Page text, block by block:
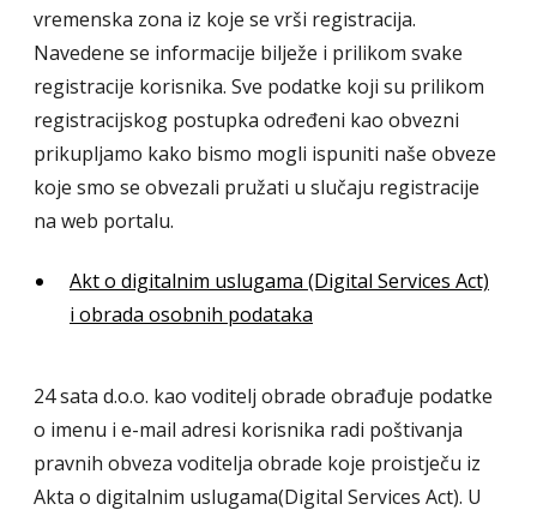
vremenska zona iz koje se vrši registracija.
Navedene se informacije bilježe i prilikom svake
registracije korisnika. Sve podatke koji su prilikom
registracijskog postupka određeni kao obvezni
prikupljamo kako bismo mogli ispuniti naše obveze
koje smo se obvezali pružati u slučaju registracije
na web portalu.
Akt o digitalnim uslugama (Digital Services Act)
i obrada osobnih podataka
24 sata d.o.o. kao voditelj obrade obrađuje podatke
o imenu i e-mail adresi korisnika radi poštivanja
pravnih obveza voditelja obrade koje proistječu iz
Akta o digitalnim uslugama(Digital Services Act). U